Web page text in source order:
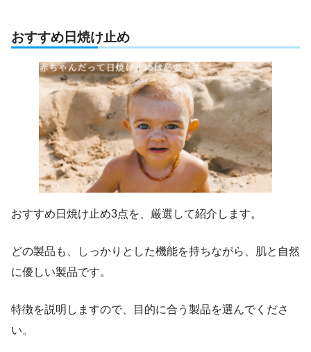
おすすめ日焼け止め
おすすめ日焼け止め3点を、厳選して紹介します。
どの製品も、しっかりとした機能を持ちながら、肌と自然
に優しい製品です。
特徴を説明しますので、目的に合う製品を選んでくださ
い。